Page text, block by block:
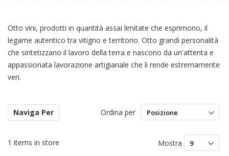
Otto vini, prodotti in quantità assai limitate che esprimono, il
legame autentico tra vitigno e territorio. Otto grandi personalità
che sintetizzano il lavoro della terra e nascono da un'attenta e
appassionata lavorazione artigianale che li rende estremamente
veri.
1 items in store Mostra
Ordina per
Naviga Per